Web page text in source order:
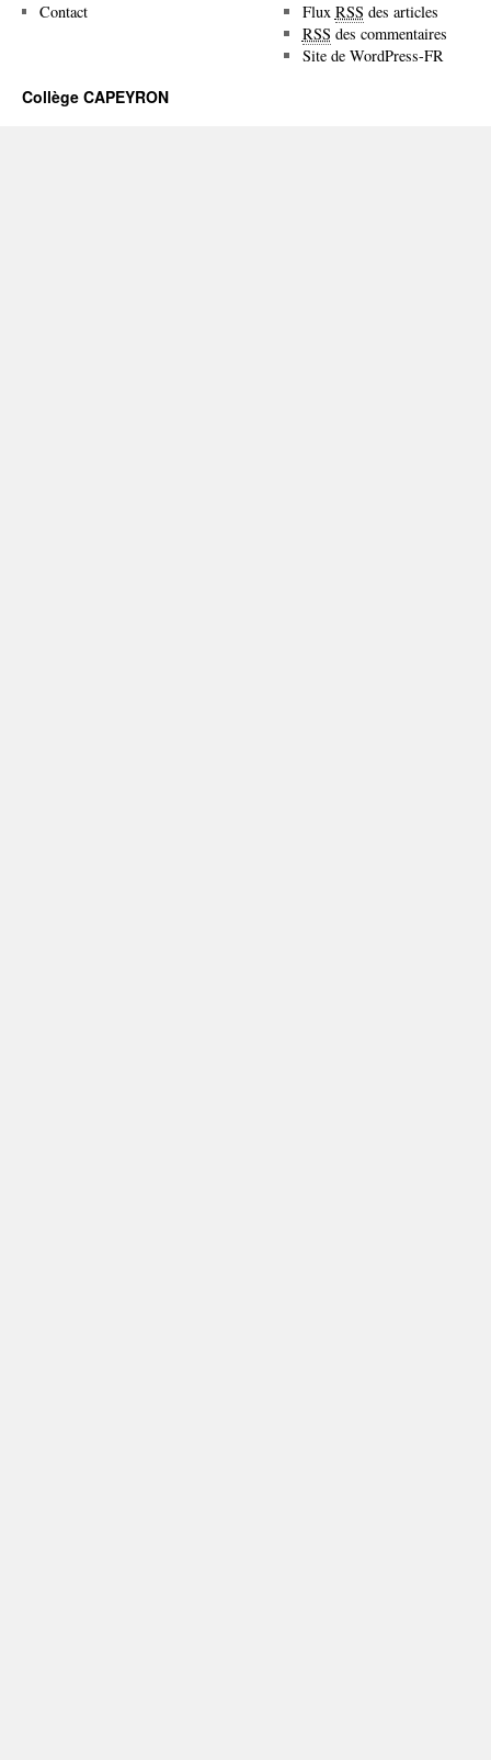
Contact Flux RSS des articles
RSS des commentaires
Site de WordPress-FR
Collège CAPEYRON